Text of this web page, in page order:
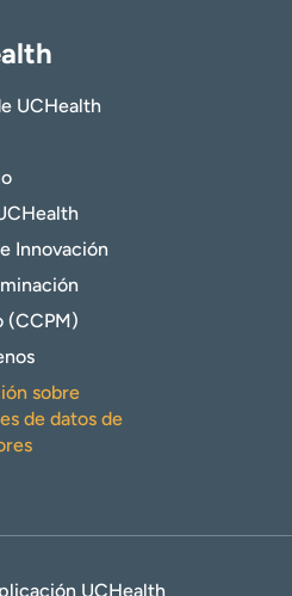
UCHealth
Innovación
(CCPM)
sobre
de datos de
UCHealth